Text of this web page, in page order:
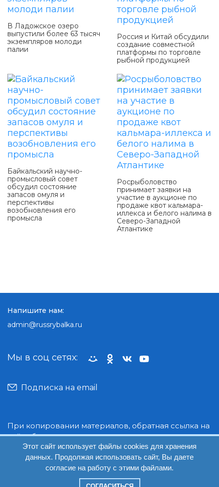
В Ладожское озеро
выпустили более 63 тысяч
экземпляров молоди
палии
Россия и Китай обсудили
создание совместной
платформы по торговле
рыбной продукцией
Байкальский научно-
промысловый совет
обсудил состояние
запасов омуля и
перспективы
возобновления его
промысла
Росрыболовство
принимает заявки на
участие в аукционе по
продаже квот кальмара-
иллекса и белого налима в
Северо-Западной
Атлантике
При копировании материалов, обратная ссылка на
сайт обязательна.
© Руссрыбалка: 2018-2026
Мы в соц сетях:
Подписка на email
Напишите нам:
admin@russrybalka.ru
Этот сайт использует файлы cookies для хранения
данных. Продолжая использовать сайт, Вы даете
согласие на работу с этими файлами.